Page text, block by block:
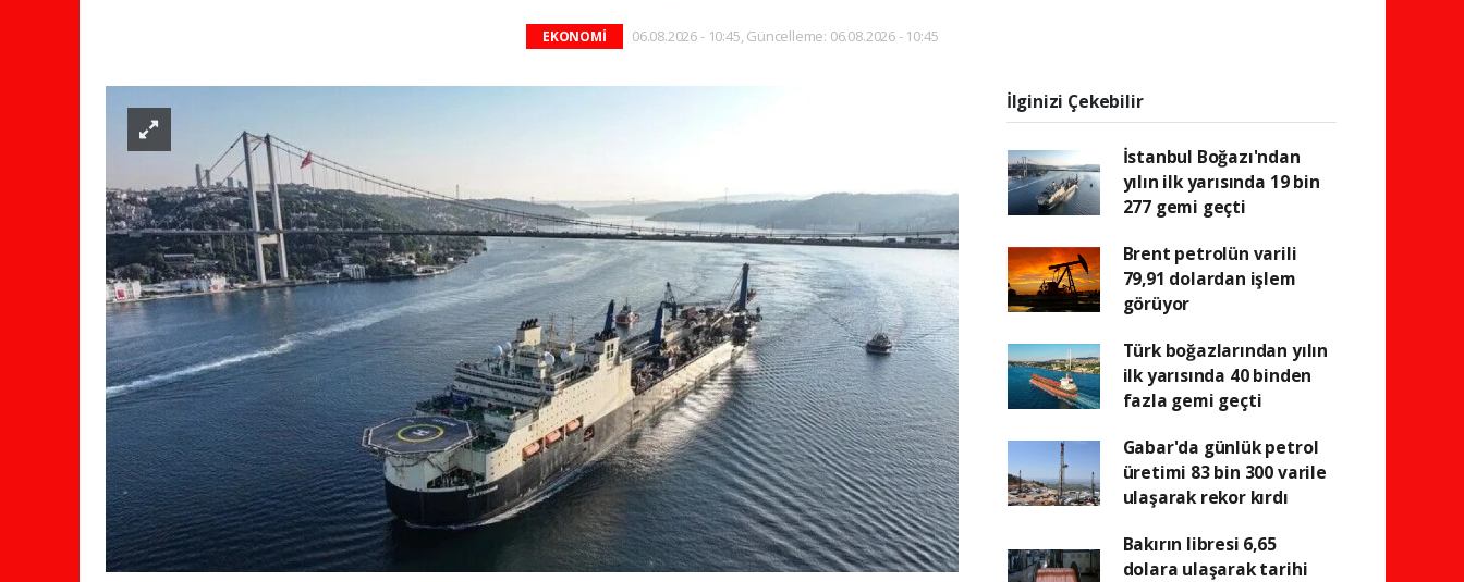
EKONOMİ 06.08.2026 - 10:45, Güncelleme: 06.08.2026 - 10:45
İlginizi Çekebilir
İstanbul Boğazı'ndan
yılın ilk yarısında 19 bin
277 gemi geçti
Brent petrolün varili
79,91 dolardan işlem
görüyor
Türk boğazlarından yılın
ilk yarısında 40 binden
fazla gemi geçti
Gabar'da günlük petrol
üretimi 83 bin 300 varile
ulaşarak rekor kırdı
Bakırın libresi 6,65
dolara ulaşarak tarihi